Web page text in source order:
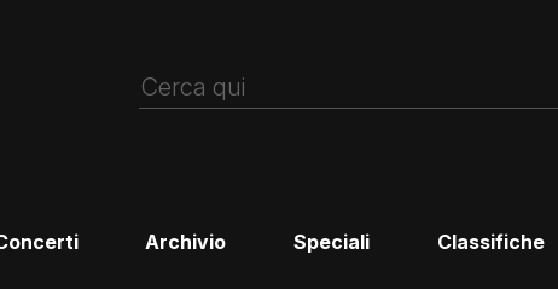
Archivio Speciali Classifiche